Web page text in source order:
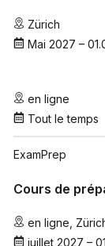
Zürich
Mai 2027 –
en ligne
Tout le temps
ExamPrep
Cours de
en ligne
juillet 2027 –